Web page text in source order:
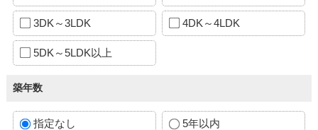
3DK～3LDK 4DK～4LDK
5DK～5LDK以上
築年数
指定なし 5年以内